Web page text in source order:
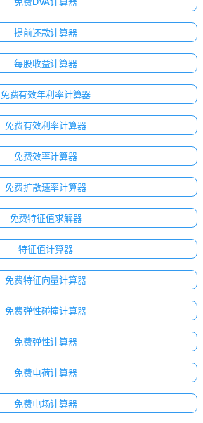
提前还款计算器
每股收益计算器
免费有效年利率计算器
免费有效利率计算器
免费效率计算器
免费扩散速率计算器
免费特征值求解器
特征值计算器
免费特征向量计算器
免费弹性碰撞计算器
免费弹性计算器
免费电荷计算器
免费电场计算器